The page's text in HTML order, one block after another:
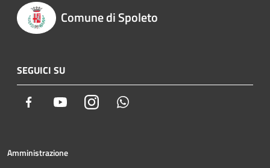
Comune di Spoleto
SEGUICI SU
Facebook YoutubeInstagram
Amministrazione